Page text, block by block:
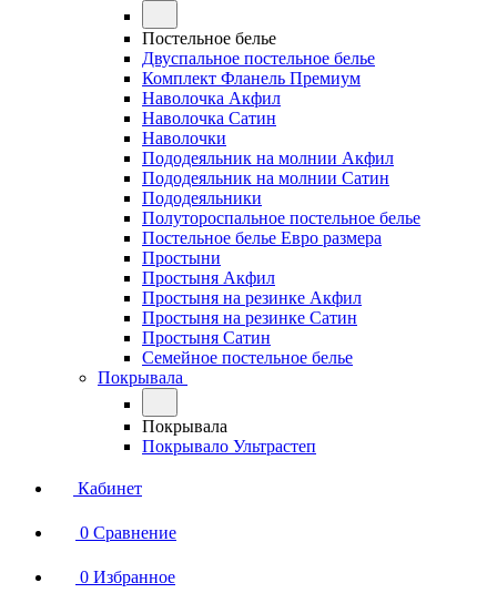
Постельное белье
Двуспальное постельное белье
Комплект Фланель Премиум
Наволочка Акфил
Наволочка Сатин
Наволочки
Пододеяльник на молнии Акфил
Пододеяльник на молнии Сатин
Пододеяльники
Полутороспальное постельное белье
Постельное белье Евро размера
Простыни
Простыня Акфил
Простыня на резинке Акфил
Простыня на резинке Сатин
Простыня Сатин
Семейное постельное белье
Покрывала
Покрывала
Покрывало Ультрастеп
Кабинет
0 Сравнение
0 Избранное